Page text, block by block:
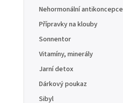
Nehormonální antikoncepce
Přípravky na klouby
Sonnentor
Vitamíny, minerály
Jarní detox
Dárkový poukaz
Sibyl